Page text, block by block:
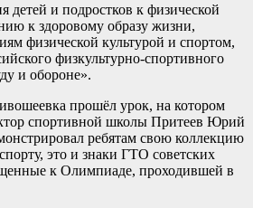
детей и подростков к физической
к здоровому образу жизни,
физической культурой и спортом,
физкультурно-спортивного
и обороне».
прошёл урок, на котором
спортивной школы Притеев Юрий
ребятам свою коллекцию
это и знаки ГТО советских
к Олимпиаде, проходившей в